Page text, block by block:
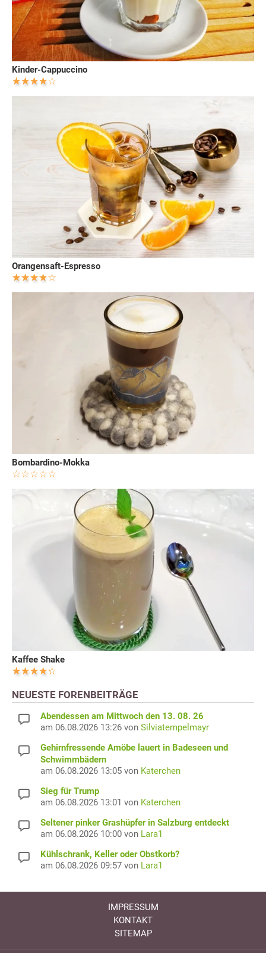
Kinder-Cappuccino
Orangensaft-Espresso
Bombardino-Mokka
Kaffee Shake
NEUESTE FORENBEITRÄGE
Abendessen am Mittwoch den 13. 08. 26
am 06.08.2026 13:26 von Silviatempelmayr
Gehirnfressende Amöbe lauert in Badeseen und
Schwimmbädern
am 06.08.2026 13:05 von Katerchen
Sieg für Trump
am 06.08.2026 13:01 von Katerchen
Seltener pinker Grashüpfer in Salzburg entdeckt
am 06.08.2026 10:00 von Lara1
Kühlschrank, Keller oder Obstkorb?
am 06.08.2026 09:57 von Lara1
IMPRESSUM
KONTAKT
SITEMAP